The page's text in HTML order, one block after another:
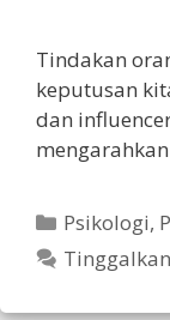
Tindakan
keputusan
dan
Kategori
Psikologi,